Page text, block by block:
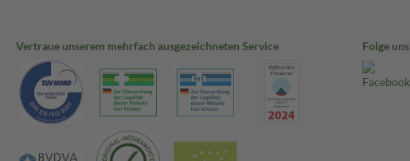
Vertraue unserem mehrfach ausgezeichneten Service Folge uns